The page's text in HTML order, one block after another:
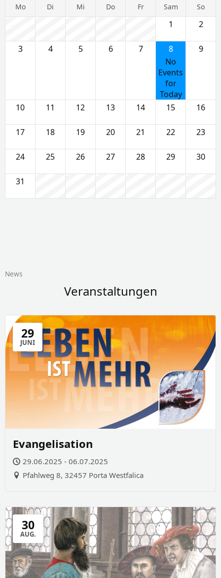
Mo Di Mi Do Fr Sam So
1 2
3 4 5 6 7
8
No
Events
for
Today
9
10 11 12 13 14 15 16
17 18 19 20 21 22 23
24 25 26 27 28 29 30
31
News
Veranstaltungen
29
JUNI
Evangelisation
29.06.2025 - 06.07.2025
Pfahlweg 8, 32457 Porta Westfalica
30
AUG.